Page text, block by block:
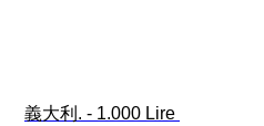
義大利. - 1.000 Lire